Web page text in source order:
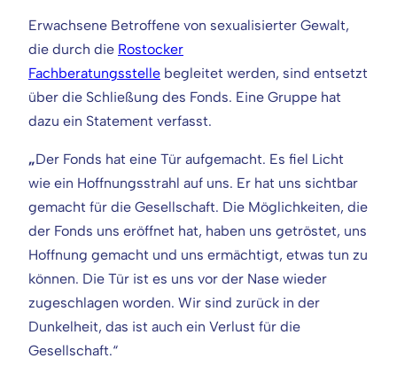
Erwachsene Betroffene von sexualisierter Gewalt,
die durch die Rostocker
Fachberatungsstelle begleitet werden, sind entsetzt
über die Schließung des Fonds. Eine Gruppe hat
dazu ein Statement verfasst.
„Der Fonds hat eine Tür aufgemacht. Es fiel Licht
wie ein Hoffnungsstrahl auf uns. Er hat uns sichtbar
gemacht für die Gesellschaft. Die Möglichkeiten, die
der Fonds uns eröffnet hat, haben uns getröstet, uns
Hoffnung gemacht und uns ermächtigt, etwas tun zu
können. Die Tür ist es uns vor der Nase wieder
zugeschlagen worden. Wir sind zurück in der
Dunkelheit, das ist auch ein Verlust für die
Gesellschaft.“